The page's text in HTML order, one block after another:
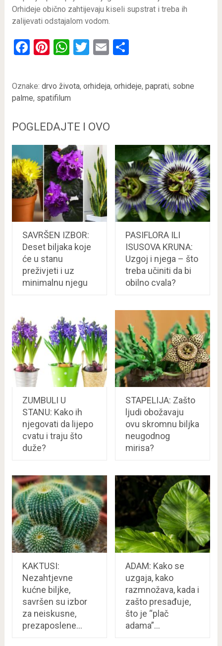
Orhideje obično zahtijevaju kiseli supstrat i treba ih
zalijevati odstajalom vodom.
Facebook
Pinterest
WhatsApp
Twitter
EmailShare
Oznake: drvo života, orhideja, orhideje, paprati, sobne
palme, spatifilum
POGLEDAJTE I OVO
SAVRŠEN IZBOR:
Deset biljaka koje
će u stanu
preživjeti i uz
minimalnu njegu
PASIFLORA ILI
ISUSOVA KRUNA:
Uzgoj i njega – što
treba učiniti da bi
obilno cvala?
ZUMBULI U
STANU: Kako ih
njegovati da lijepo
cvatu i traju što
duže?
STAPELIJA: Zašto
ljudi obožavaju
ovu skromnu biljka
neugodnog
mirisa?
KAKTUSI:
Nezahtjevne
kućne biljke,
savršen su izbor
za neiskusne,
prezaposlene…
ADAM: Kako se
uzgaja, kako
razmnožava, kada i
zašto presađuje,
što je “plač
adama”…